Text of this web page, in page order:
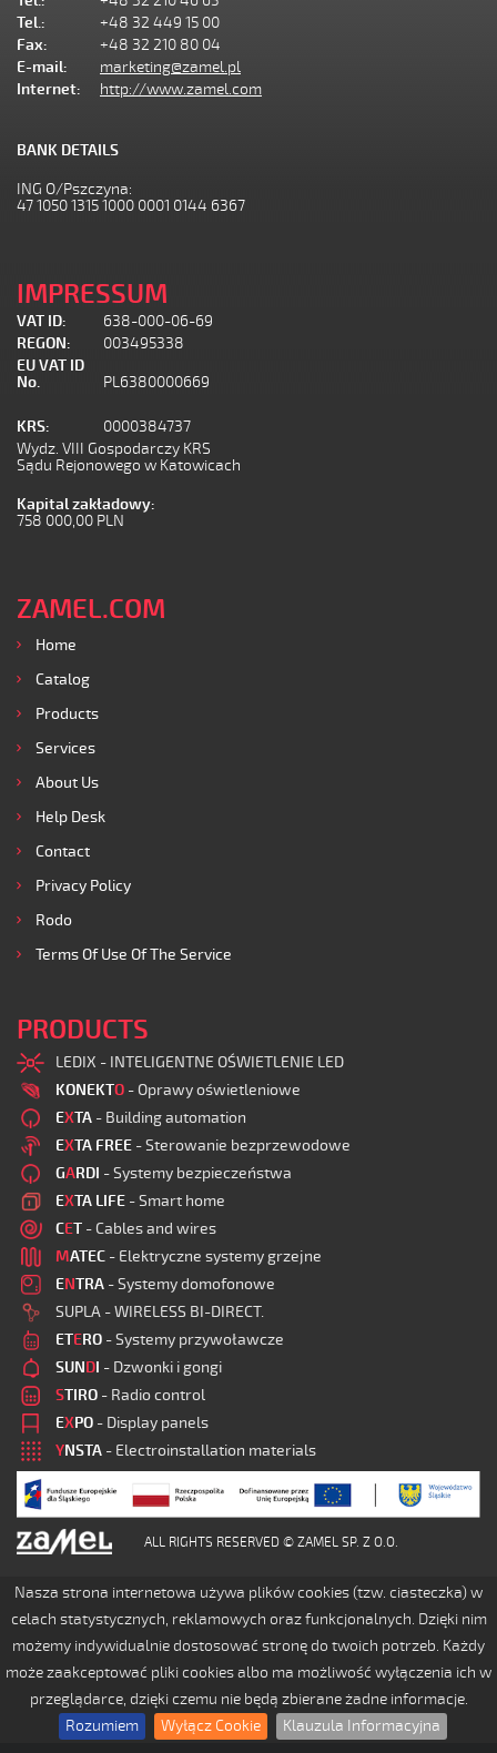
Tel.:
+48 32 449 15 00
Fax:
+48 32 210 80 04
E-mail:
marketing@zamel.pl
Internet:
http://www.zamel.com
BANK DETAILS
ING O/Pszczyna:
47 1050 1315 1000 0001 0144 6367
IMPRESSUM
VAT ID:
638-000-06-69
REGON:
003495338
EU VAT ID
No.
PL6380000669
KRS:
0000384737
Wydz. VIII Gospodarczy KRS
Sądu Rejonowego w Katowicach
Kapital zakładowy:
758 000,00 PLN
ZAMEL.COM
Home
Catalog
Products
Services
About Us
Help Desk
Contact
Privacy Policy
Rodo
Terms Of Use Of The Service
PRODUCTS
LEDIX - INTELIGENTNE OŚWIETLENIE LED
KONEKTO - Oprawy oświetleniowe
EXTA - Building automation
EXTA FREE - Sterowanie bezprzewodowe
GARDI - Systemy bezpieczeństwa
EXTA LIFE - Smart home
CET - Cables and wires
MATEC - Elektryczne systemy grzejne
ENTRA - Systemy domofonowe
SUPLA - WIRELESS BI-DIRECT.
ETERO - Systemy przywoławcze
SUNDI - Dzwonki i gongi
STIRO - Radio control
EXPO - Display panels
YNSTA - Electroinstallation materials
ALL RIGHTS RESERVED © ZAMEL SP. Z O.O.
Nasza strona internetowa używa plików cookies (tzw. ciasteczka) w
celach statystycznych, reklamowych oraz funkcjonalnych. Dzięki nim
możemy indywidualnie dostosować stronę do twoich potrzeb. Każdy
może zaakceptować pliki cookies albo ma możliwość wyłączenia ich w
przeglądarce, dzięki czemu nie będą zbierane żadne informacje.
Rozumiem
Wyłącz Cookie Klauzula Informacyjna